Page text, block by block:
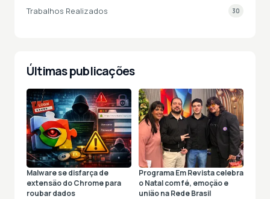
Trabalhos Realizados 30
Últimas publicações
Malware se disfarça de
extensão do Chrome para
roubar dados
Programa Em Revista celebra
o Natal com fé, emoção e
união na Rede Brasil